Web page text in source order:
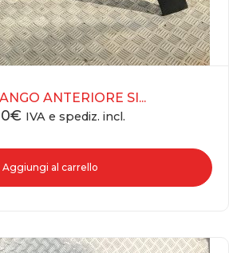
ANTERIORE SI...
€ IVA e spediz. incl.
Aggiungi al carrello